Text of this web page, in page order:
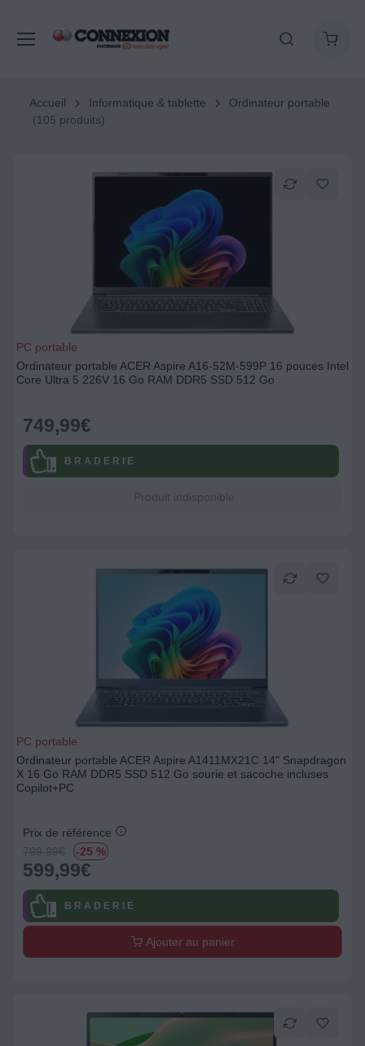
Accueil Informatique & tablette
Ordinateur portable
(105 produits)
PC portable
Ordinateur portable ACER Aspire A16-52M-599P 16 pouces Intel
Core Ultra 5 226V 16 Go RAM DDR5 SSD 512 Go
749,99€
B R A D E R I E
Produit indisponible
PC portable
Ordinateur portable ACER Aspire A1411MX21C 14" Snapdragon
X 16 Go RAM DDR5 SSD 512 Go sourie et sacoche incluses
Copilot+PC
Prix de référence
799.99€ -25 %
599,99€
B R A D E R I E
Ajouter au panier